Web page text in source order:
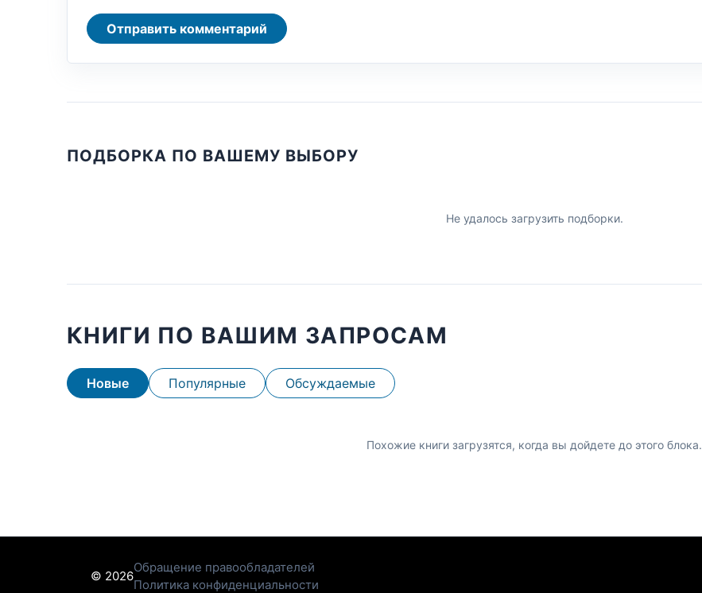
Отправить комментарий
ПОДБОРКА ПО ВАШЕМУ ВЫБОРУ
Не удалось загрузить подборки.
КНИГИ ПО ВАШИМ ЗАПРОСАМ
Новые Популярные Обсуждаемые
Похожие книги загрузятся, когда вы дойдете до этого блока.
© 2026
Обращение правообладателей
Политика конфиденциальности